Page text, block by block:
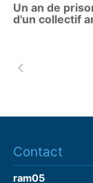
Un an de
d'un collectif
Contact
ram05